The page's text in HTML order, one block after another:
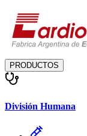
PRODUCTOS
División Humana